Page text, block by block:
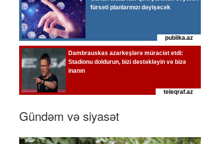
Gündəm və siyasət